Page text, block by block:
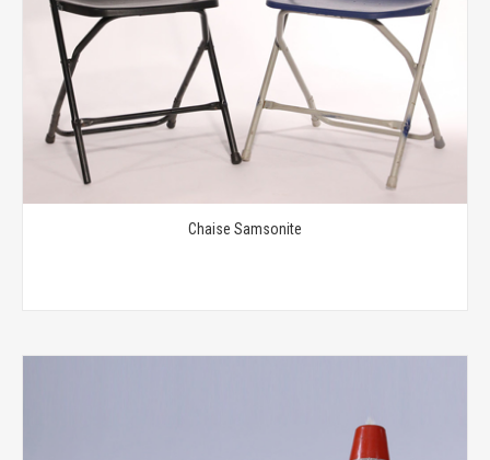
Chaise Samsonite